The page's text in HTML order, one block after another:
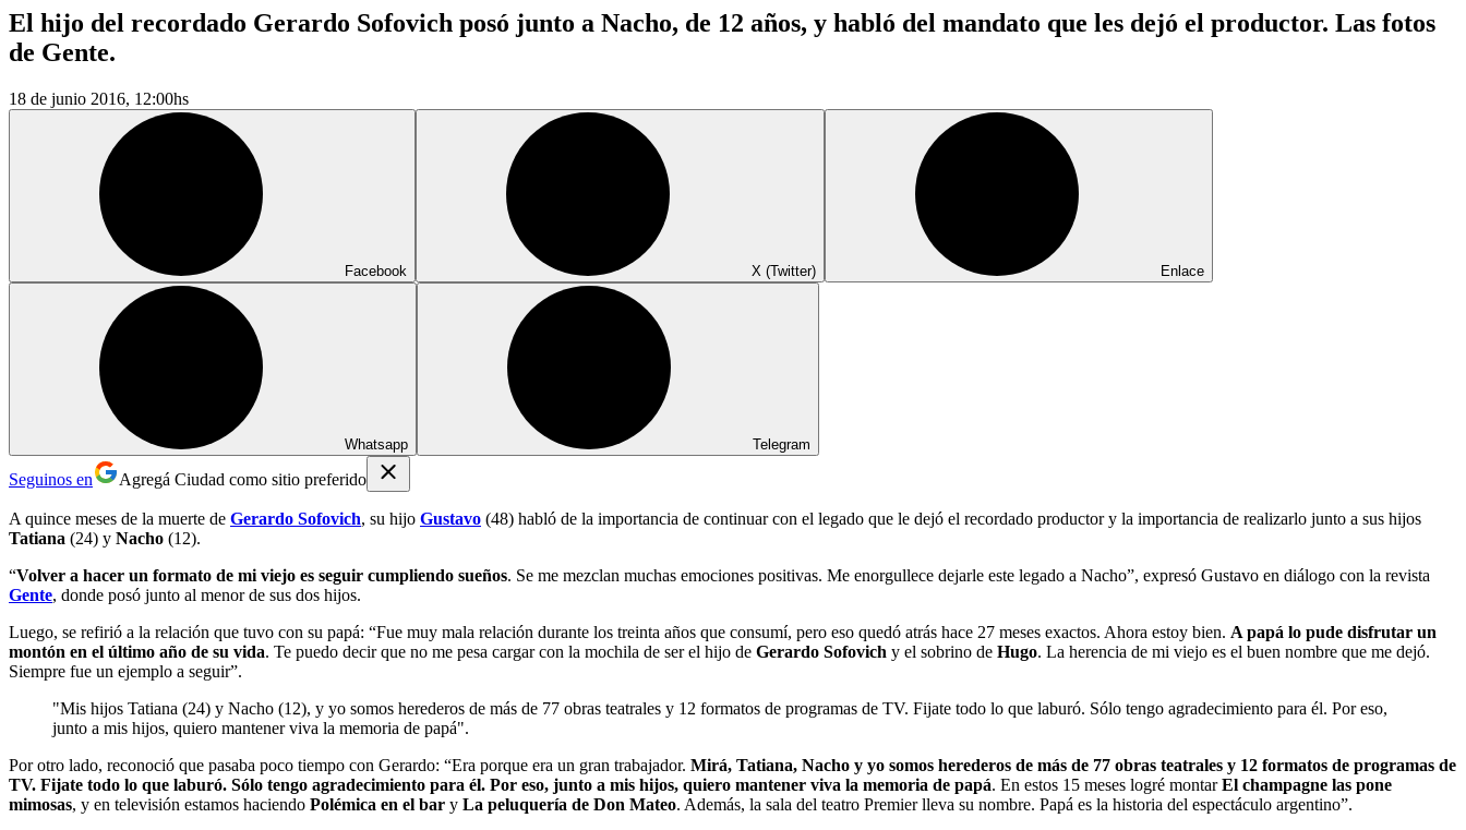
El hijo del recordado Gerardo Sofovich posó junto a Nacho, de 12 años, y habló del mandato que les dejó el productor. Las fotos
de Gente.
18 de junio 2016, 12:00hs
Facebook X (Twitter) Enlace
Whatsapp Telegram
Seguinos en Agregá Ciudad como sitio preferido
A quince meses de la muerte de Gerardo Sofovich, su hijo Gustavo (48) habló de la importancia de continuar con el legado que le dejó el recordado productor y la importancia de realizarlo junto a sus hijos
Tatiana (24) y Nacho (12).
“Volver a hacer un formato de mi viejo es seguir cumpliendo sueños. Se me mezclan muchas emociones positivas. Me enorgullece dejarle este legado a Nacho”, expresó Gustavo en diálogo con la revista
Gente, donde posó junto al menor de sus dos hijos.
Luego, se refirió a la relación que tuvo con su papá: “Fue muy mala relación durante los treinta años que consumí, pero eso quedó atrás hace 27 meses exactos. Ahora estoy bien. A papá lo pude disfrutar un
montón en el último año de su vida. Te puedo decir que no me pesa cargar con la mochila de ser el hijo de Gerardo Sofovich y el sobrino de Hugo. La herencia de mi viejo es el buen nombre que me dejó.
Siempre fue un ejemplo a seguir”.
"Mis hijos Tatiana (24) y Nacho (12), y yo somos herederos de más de 77 obras teatrales y 12 formatos de programas de TV. Fijate todo lo que laburó. Sólo tengo agradecimiento para él. Por eso,
junto a mis hijos, quiero mantener viva la memoria de papá".
Por otro lado, reconoció que pasaba poco tiempo con Gerardo: “Era porque era un gran trabajador. Mirá, Tatiana, Nacho y yo somos herederos de más de 77 obras teatrales y 12 formatos de programas de
TV. Fijate todo lo que laburó. Sólo tengo agradecimiento para él. Por eso, junto a mis hijos, quiero mantener viva la memoria de papá. En estos 15 meses logré montarEl champagne las pone
mimosas, y en televisión estamos haciendo Polémica en el bar y La peluquería de Don Mateo. Además, la sala del teatro Premier lleva su nombre. Papá es la historia del espectáculo argentino”.